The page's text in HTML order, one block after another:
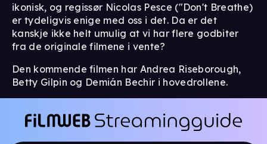
ikonisk, og regissør Nicolas Pesce ("Don't Breathe)
er tydeligvis enige med oss i det. Da er det
kanskje ikke helt umulig at vi har flere godbiter
fra de originale filmene i vente?
Den kommende filmen har Andrea Riseborough,
Betty Gilpin og Demián Bechir i hovedrollene.